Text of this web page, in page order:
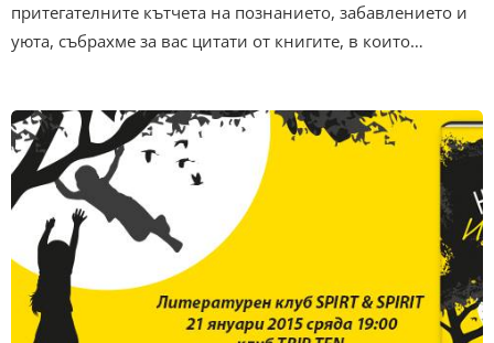
притегателните кътчета на познанието, забавлението и
уюта, събрахме за вас цитати от книгите, в които…